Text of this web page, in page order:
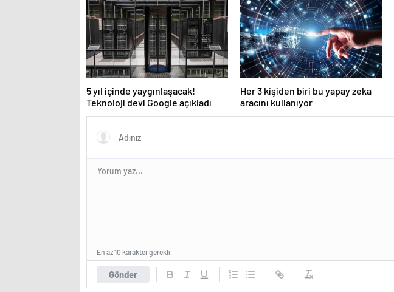
5 yıl içinde yaygınlaşacak!
Teknoloji devi Google açıkladı
Her 3 kişiden biri bu yapay zeka
aracını kullanıyor
Gönder
En az 10 karakter gerekli